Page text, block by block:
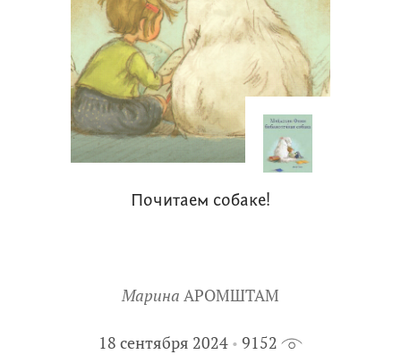
Почитаем собаке!
Марина АРОМШТАМ
18 сентября 2024 9152